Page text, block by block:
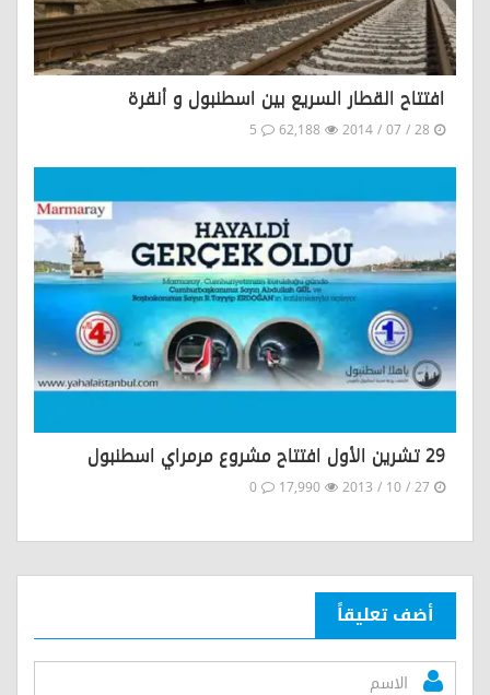
افتتاح القطار السريع بين اسطنبول و أنقرة
29 تشرين الأول افتتاح مشروع مرمراي اسطنبول
أضف تعليقاً